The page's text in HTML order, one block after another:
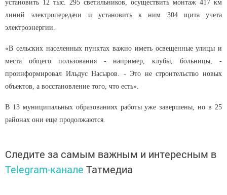
установить 12 тыс. 295 светильников, осуществить монтаж 417 км
линий электропередачи и установить к ним 304 щита учета
электроэнергии.
«В сельских населенных пунктах важно иметь освещенные улицы и
места общего пользования - например, клубы, больницы, -
проинформировал Ильдус Насыров. - Это не строительство новых
объектов, а восстановление того, что есть».
В 13 муниципальных образованиях работы уже завершены, но в 25
районах они еще продолжаются.
Следите за самым важным и интересным в
Telegram-канале Татмедиа